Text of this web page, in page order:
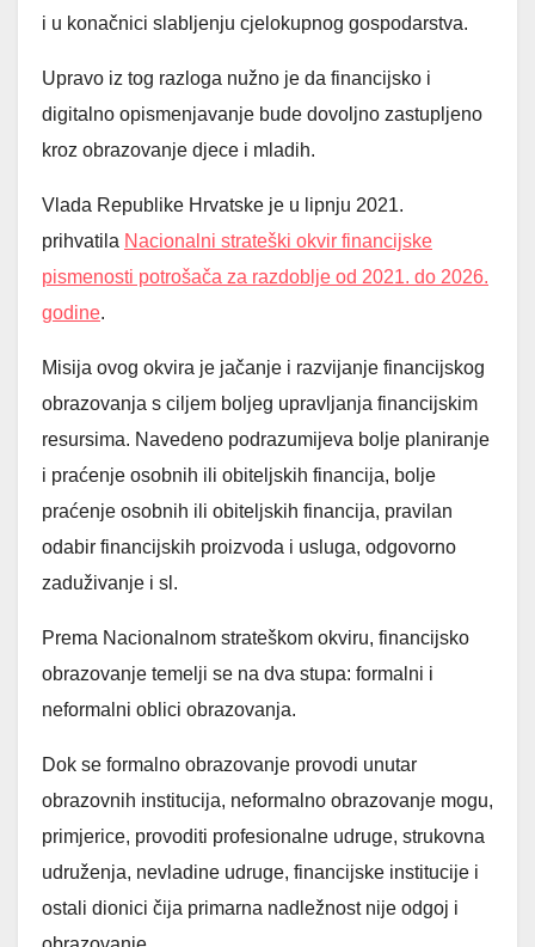
i u konačnici slabljenju cjelokupnog gospodarstva.
Upravo iz tog razloga nužno je da financijsko i
digitalno opismenjavanje bude dovoljno zastupljeno
kroz obrazovanje djece i mladih.
Vlada Republike Hrvatske je u lipnju 2021.
prihvatila Nacionalni strateški okvir financijske
pismenosti potrošača za razdoblje od 2021. do 2026.
godine.
Misija ovog okvira je jačanje i razvijanje financijskog
obrazovanja s ciljem boljeg upravljanja financijskim
resursima. Navedeno podrazumijeva bolje planiranje
i praćenje osobnih ili obiteljskih financija, bolje
praćenje osobnih ili obiteljskih financija, pravilan
odabir financijskih proizvoda i usluga, odgovorno
zaduživanje i sl.
Prema Nacionalnom strateškom okviru, financijsko
obrazovanje temelji se na dva stupa: formalni i
neformalni oblici obrazovanja.
Dok se formalno obrazovanje provodi unutar
obrazovnih institucija, neformalno obrazovanje mogu,
primjerice, provoditi profesionalne udruge, strukovna
udruženja, nevladine udruge, financijske institucije i
ostali dionici čija primarna nadležnost nije odgoj i